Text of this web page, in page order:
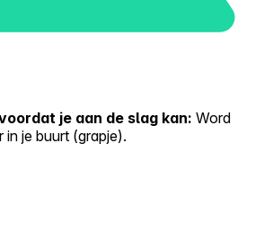
je aan de slag kan: Word
in je buurt (grapje).